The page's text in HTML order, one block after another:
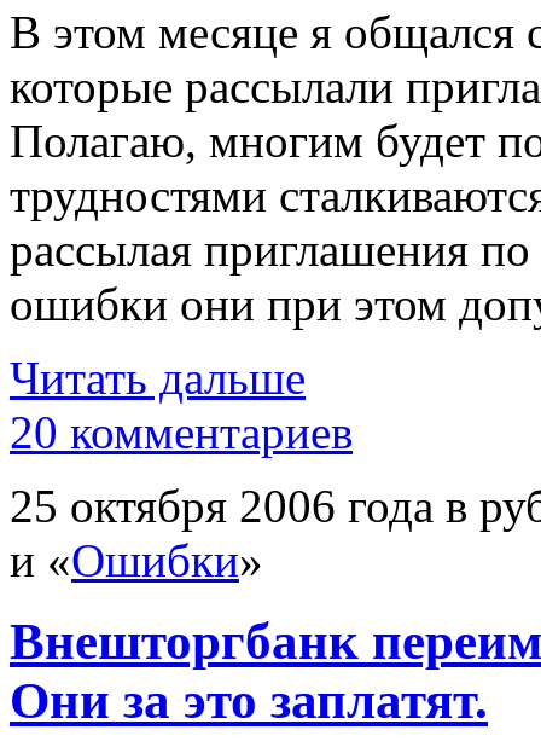
В этом месяце я общался
которые рассылали
Полагаю, многим будет
трудностями
рассылая приглашения
ошибки они при этом
Читать дальше
20 комментариев
25 октября 2006 года в
и «Ошибки»
Внешторгбанк
Они за это заплатят.